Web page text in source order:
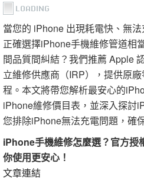
當您的 iPhone 出現耗電快、無
正確選擇iPhone手機維修管道相
間品質間糾結？我們推薦 Apple
立維修供應商（IRP），提供原
程。本文將帶您解析最安心的
iPhone維修價目表，並深入探討
您排除iPhone無法充電問題，確
iPhone手機維修怎麼選？官方
你使用更安心！
文章連結